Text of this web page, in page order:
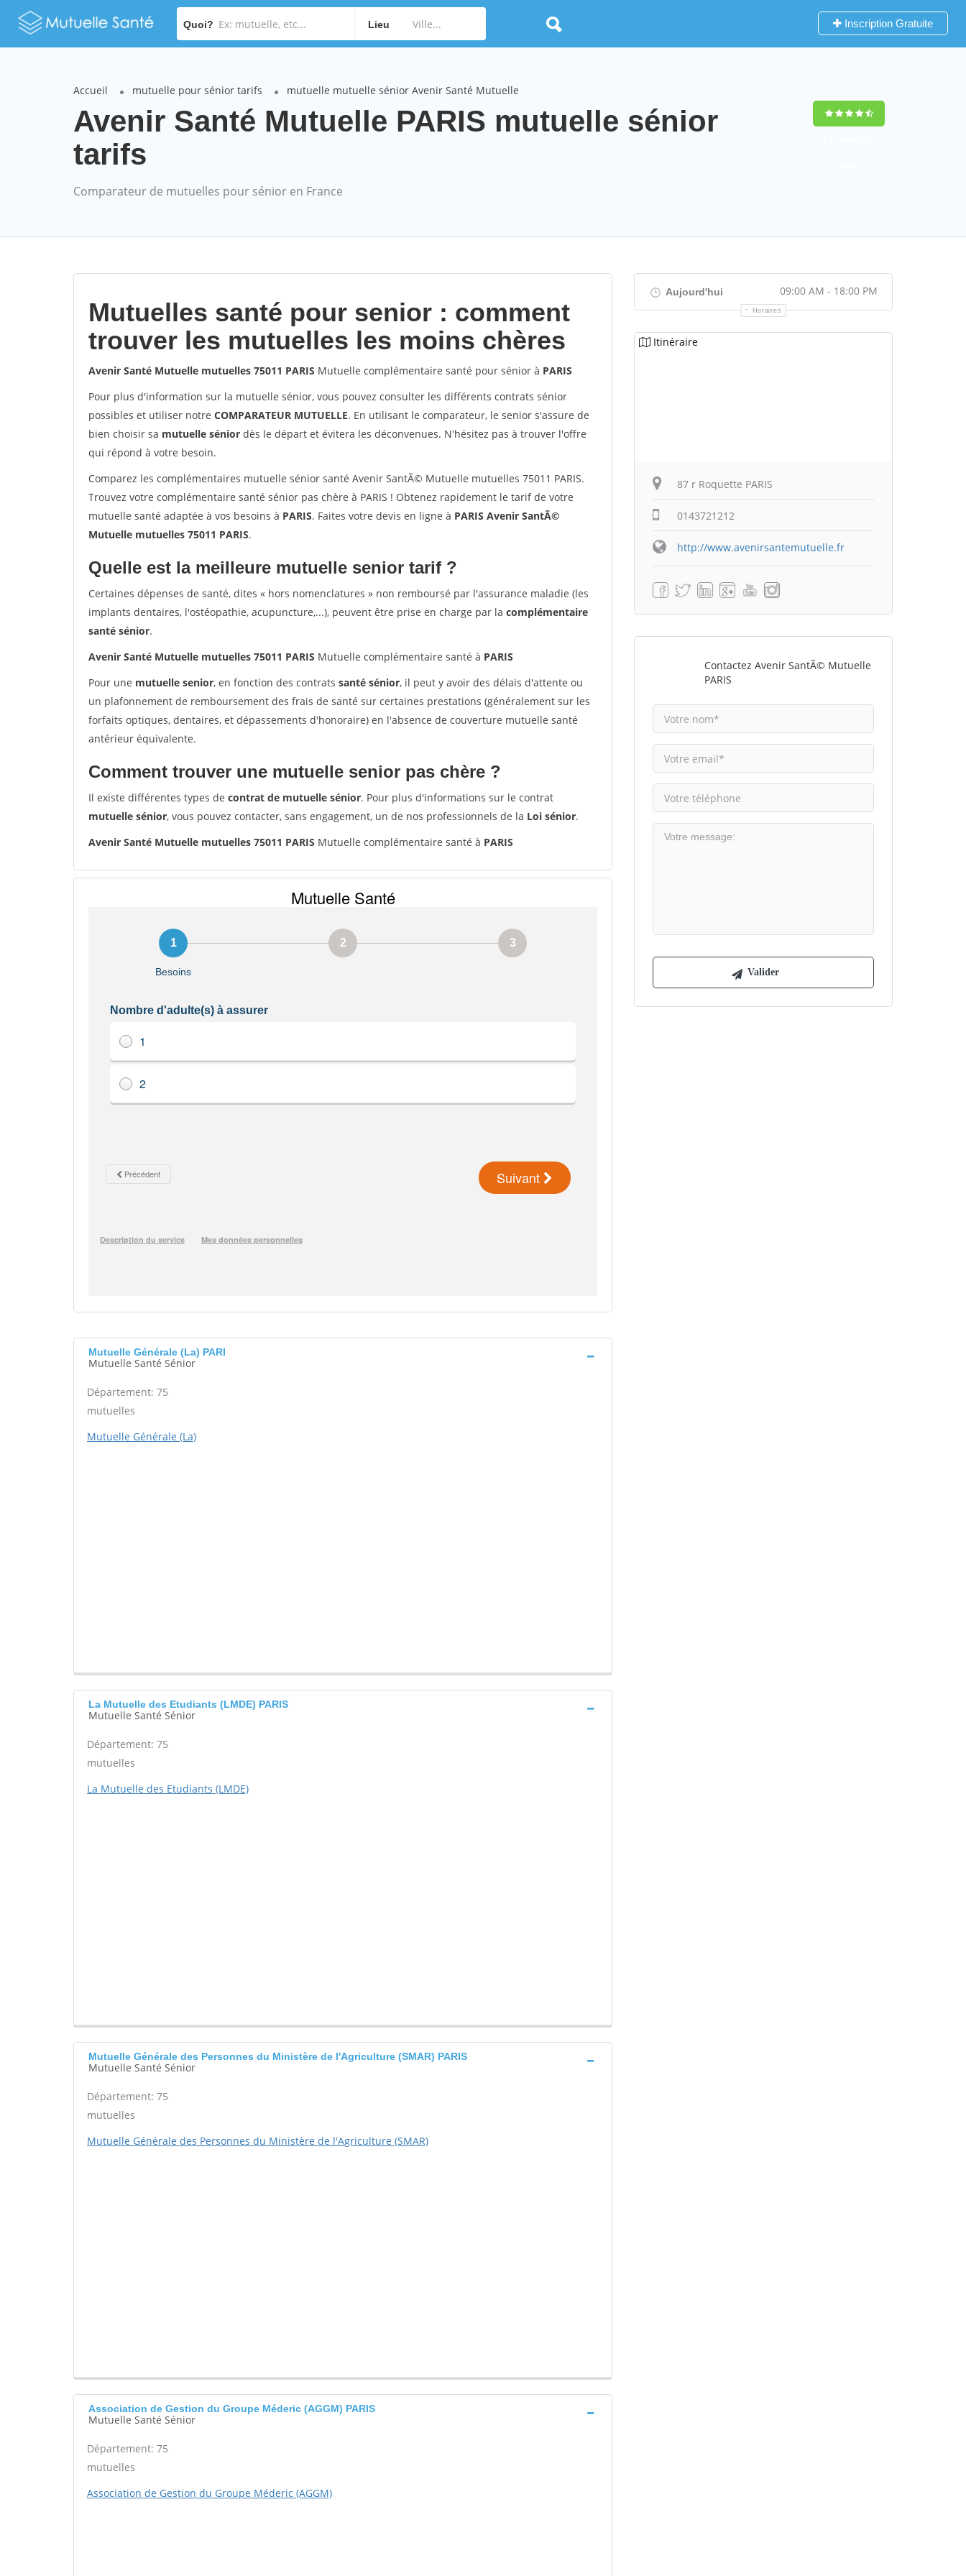
Quoi? Lieu Inscription Gratuite
Accueil mutuelle pour sénior tarifs mutuelle mutuelle sénior Avenir Santé Mutuelle
Avenir Santé Mutuelle PARIS mutuelle sénior
tarifs
Comparateur de mutuelles pour sénior en France
Mutuelles santé pour senior : comment
trouver les mutuelles les moins chères
Avenir Santé Mutuelle mutuelles 75011 PARIS Mutuelle complémentaire santé pour sénior à PARIS
Pour plus d'information sur la mutuelle sénior, vous pouvez consulter les différents contrats sénior
possibles et utiliser notre COMPARATEUR MUTUELLE. En utilisant le comparateur, le senior s'assure de
bien choisir sa mutuelle sénior dès le départ et évitera les déconvenues. N'hésitez pas à trouver l'offre
qui répond à votre besoin.
Comparez les complémentaires mutuelle sénior santé Avenir SantÃ© Mutuelle mutuelles 75011 PARIS.
Trouvez votre complémentaire santé sénior pas chère à PARIS ! Obtenez rapidement le tarif de votre
mutuelle santé adaptée à vos besoins à PARIS. Faites votre devis en ligne à PARIS Avenir SantÃ©
Mutuelle mutuelles 75011 PARIS.
Quelle est la meilleure mutuelle senior tarif ?
Certaines dépenses de santé, dites « hors nomenclatures » non remboursé par l'assurance maladie (les
implants dentaires, l'ostéopathie, acupuncture,...), peuvent être prise en charge par la complémentaire
santé sénior.
Avenir Santé Mutuelle mutuelles 75011 PARIS Mutuelle complémentaire santé à PARIS
Pour une mutuelle senior, en fonction des contrats santé sénior, il peut y avoir des délais d'attente ou
un plafonnement de remboursement des frais de santé sur certaines prestations (généralement sur les
forfaits optiques, dentaires, et dépassements d'honoraire) en l'absence de couverture mutuelle santé
antérieur équivalente.
Comment trouver une mutuelle senior pas chère ?
Il existe différentes types de contrat de mutuelle sénior. Pour plus d'informations sur le contrat
mutuelle sénior, vous pouvez contacter, sans engagement, un de nos professionnels de la Loi sénior.
Avenir Santé Mutuelle mutuelles 75011 PARIS Mutuelle complémentaire santé à PARIS
Mutuelle Générale (La) PARI
Mutuelle Santé Sénior
Département: 75
mutuelles
Mutuelle Générale (La)
La Mutuelle des Etudiants (LMDE) PARIS
Mutuelle Santé Sénior
Département: 75
mutuelles
La Mutuelle des Etudiants (LMDE)
Mutuelle Générale des Personnes du Ministère de l'Agriculture (SMAR) PARIS
Mutuelle Santé Sénior
Département: 75
mutuelles
Mutuelle Générale des Personnes du Ministère de l'Agriculture (SMAR)
Association de Gestion du Groupe Méderic (AGGM) PARIS
Mutuelle Santé Sénior
Département: 75
mutuelles
Association de Gestion du Groupe Méderic (AGGM)
Aujourd'hui 09:00 AM - 18:00 PM
Horaires
Itinéraire
87 r Roquette PARIS
0143721212
http://www.avenirsantemutuelle.fr
Contactez Avenir SantÃ© Mutuelle
PARIS